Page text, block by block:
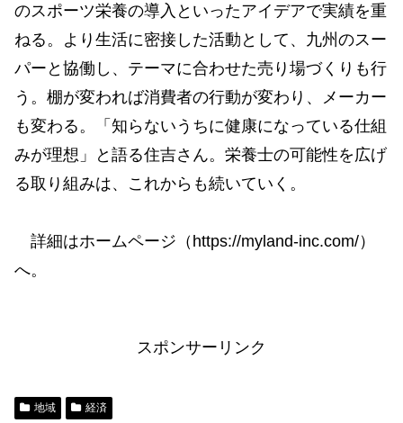
のスポーツ栄養の導入といったアイデアで実績を重
ねる。より生活に密接した活動として、九州のスー
パーと協働し、テーマに合わせた売り場づくりも行
う。棚が変われば消費者の行動が変わり、メーカー
も変わる。「知らないうちに健康になっている仕組
みが理想」と語る住吉さん。栄養士の可能性を広げ
る取り組みは、これからも続いていく。
詳細はホームページ（https://myland-inc.com/）
へ。
スポンサーリンク
地域 経済